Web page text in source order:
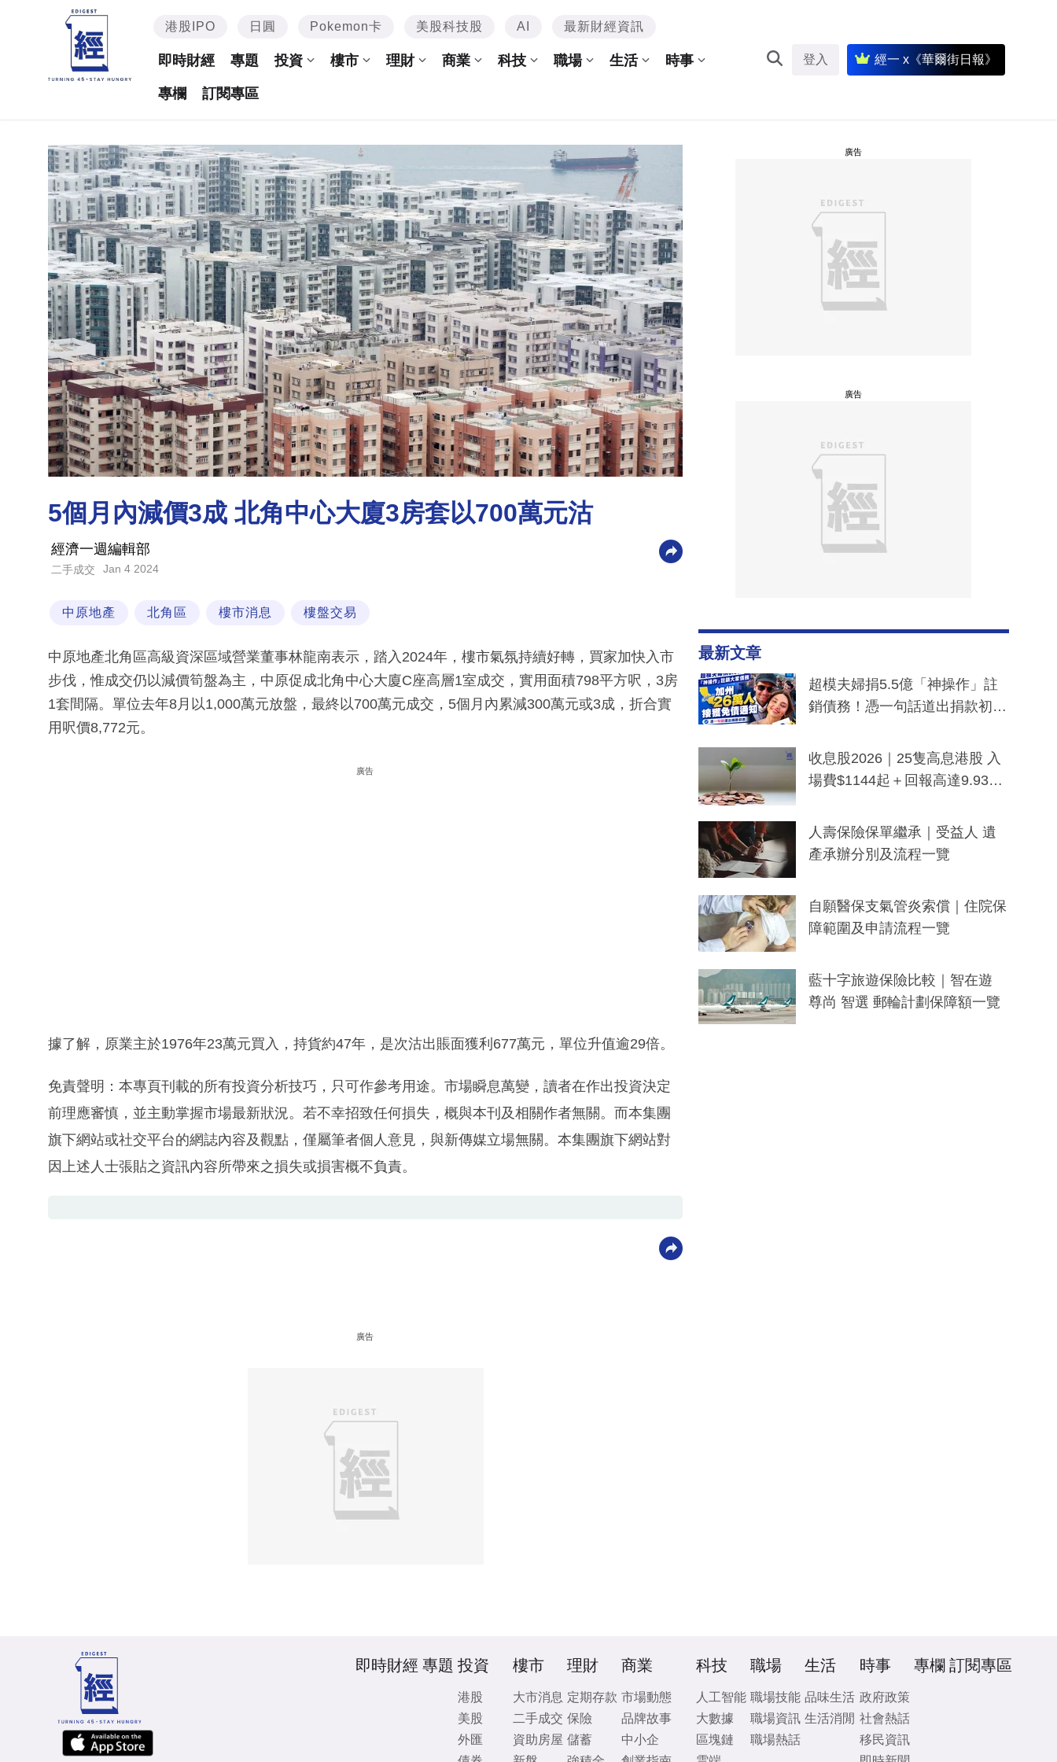
港股IPO 日圓 Pokemon卡 美股科技股 AI 最新財經資訊
即時財經 專題 投資 樓市 理財 商業 科技 職場 生活 時事
專欄 訂閱專區
登入 經一 x《華爾街日報》
5個月內減價3成 北角中心大廈3房套以700萬元沽
經濟一週編輯部
二手成交 Jan 4 2024
中原地產 北角區 樓市消息 樓盤交易
中原地產北角區高級資深區域營業董事林龍南表示，踏入2024年，樓市氣氛持續好轉，買家加快入市
步伐，惟成交仍以減價筍盤為主，中原促成北角中心大廈C座高層1室成交，實用面積798平方呎，3房
1套間隔。單位去年8月以1,000萬元放盤，最終以700萬元成交，5個月內累減300萬元或3成，折合實
用呎價8,772元。
廣告
據了解，原業主於1976年23萬元買入，持貨約47年，是次沽出賬面獲利677萬元，單位升值逾29倍。
免責聲明：本專頁刊載的所有投資分析技巧，只可作參考用途。市場瞬息萬變，讀者在作出投資決定
前理應審慎，並主動掌握市場最新狀況。若不幸招致任何損失，概與本刊及相關作者無關。而本集團
旗下網站或社交平台的網誌內容及觀點，僅屬筆者個人意見，與新傳媒立場無關。本集團旗下網站對
因上述人士張貼之資訊內容所帶來之損失或損害概不負責。
廣告
廣告
廣告
最新文章
超模夫婦捐5.5億「神操作」註
銷債務！憑一句話道出捐款初
一度被誤當詐騙手段
收息股2026｜25隻高息港股 入
場費$1144起＋回報高達9.93
人壽保險保單繼承｜受益人 遺
產承辦分別及流程一覽
自願醫保支氣管炎索償｜住院保
障範圍及申請流程一覽
藍十字旅遊保險比較｜智在遊
尊尚 智選 郵輪計劃保障額一覽
即時財經 專題 投資
港股
美股
外匯
樓市
大市消息
二手成交
資助房屋
理財
定期存款
保險
儲蓄
商業
市場動態
品牌故事
中小企
科技
人工智能
大數據
區塊鏈
職場
職場技能
職場資訊
職場熱話
生活
品味生活
生活消閒
時事
政府政策
社會熱話
移民資訊
專欄 訂閱專區